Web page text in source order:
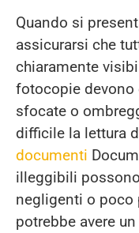
Quando si
assicurarsi che
chiaramente
fotocopie devono
sfocate o
difficile la lettura
documenti
illeggibili
negligenti o poco
potrebbe avere